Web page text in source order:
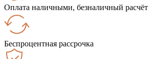
Оплата наличными, безналичный расчёт
Беспроцентная рассрочка